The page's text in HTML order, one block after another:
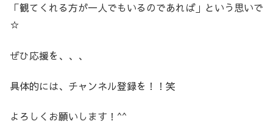
「観てくれる方が一人でもいるのであれば」という思いで
☆
ぜひ応援を、、、
具体的には、チャンネル登録を！！笑
よろしくお願いします！^^